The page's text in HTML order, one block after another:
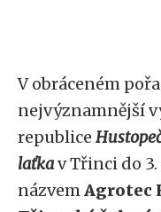
V obráceném
nejvýznamnější
republice
laťkav Třinci do 3.
názvemAgrotec